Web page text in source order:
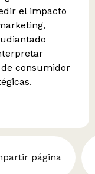
el impacto
consumidor
página